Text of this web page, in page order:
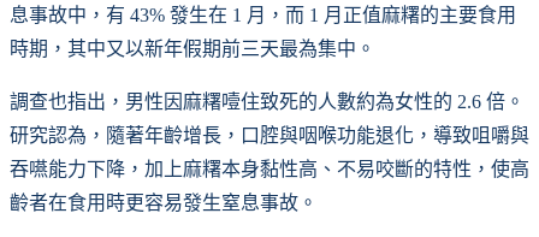
息事故中，有 43% 發生在 1 月，而 1 月正值麻糬的主要食用
時期，其中又以新年假期前三天最為集中。
調查也指出，男性因麻糬噎住致死的人數約為女性的 2.6 倍。
研究認為，隨著年齡增長，口腔與咽喉功能退化，導致咀嚼與
吞嚥能力下降，加上麻糬本身黏性高、不易咬斷的特性，使高
齡者在食用時更容易發生窒息事故。